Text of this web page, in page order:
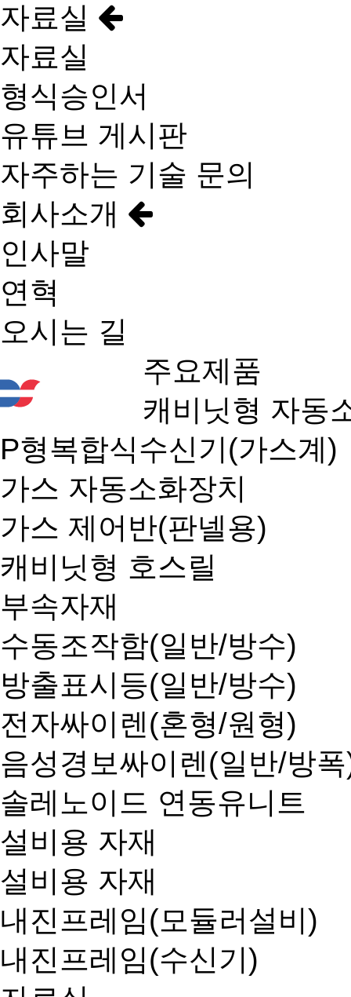
자료실
자료실
형식승인서
유튜브 게시판
자주하는 기술 문의
회사소개
인사말
연혁
오시는 길
주요제품
캐비닛형 자동
P형복합식수신기(가스계)
가스 자동소화장치
가스 제어반(판넬용)
캐비닛형 호스릴
부속자재
수동조작함(일반/방수)
방출표시등(일반/방수)
전자싸이렌(혼형/원형)
음성경보싸이렌(일반/방
솔레노이드 연동유니트
설비용 자재
설비용 자재
내진프레임(모듈러설비)
내진프레임(수신기)